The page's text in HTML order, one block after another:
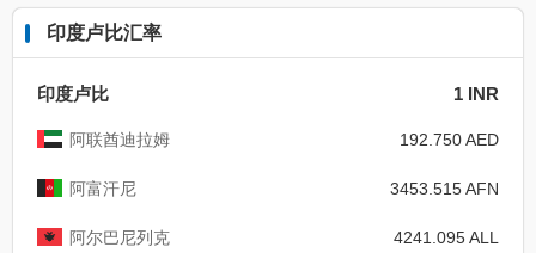
印度卢比汇率
印度卢比 1 INR
阿联酋迪拉姆 192.750 AED
阿富汗尼 3453.515 AFN
阿尔巴尼列克 4241.095 ALL